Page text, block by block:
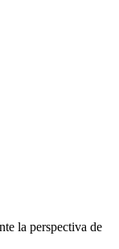
la perspectiva de